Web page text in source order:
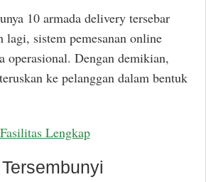
10 armada delivery tersebar
lagi, sistem pemesanan online
operasional. Dengan demikian,
ke pelanggan dalam bentuk
Fasilitas Lengkap